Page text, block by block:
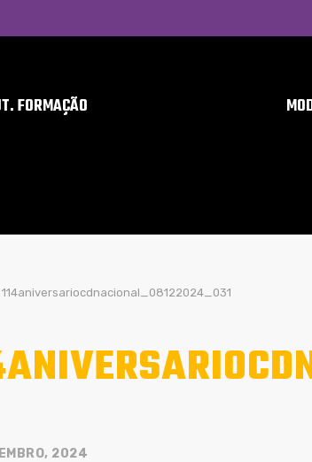
FORMAÇÃO
114aniversariocdnacional_08122024_031
2024